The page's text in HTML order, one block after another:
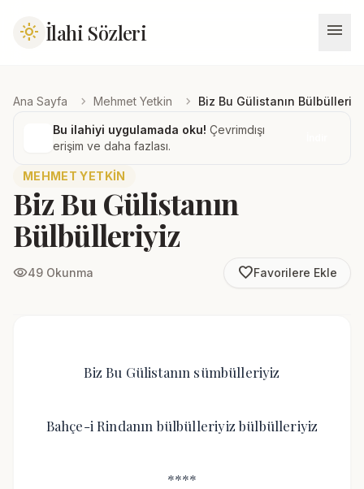
light_mode İlahi Sözleri menu
Ana Sayfa chevron_right Mehmet Yetkin chevron_right Biz Bu Gülistanın
Bu ilahiyi uygulamada oku! Çevrimdışı
erişim ve daha fazlası.
MEHMET YETKIN
Biz Bu Gülistanın
Bülbülleriyiz
visibility49 Okunma favorite_borderFavorilere Ekle
Biz Bu Gülistanın sümbülleriyiz
Bahçe-i Rindanın bülbülleriyiz bülbülleriyiz
****